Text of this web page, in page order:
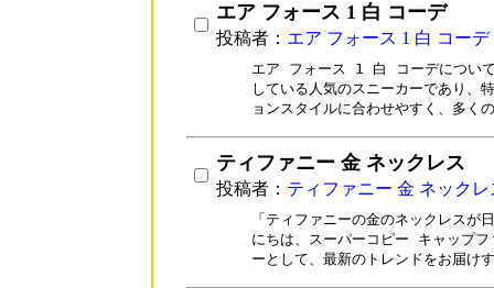
エア フォース 1 白 コーデ
投稿者： エア フォース 1 白 コーデ
エア フォース 1 白 コーデについ
している人気のスニーカーであり、
ョンスタイルに合わせやすく、多く
ティファニー 金 ネックレス
投稿者： ティファニー 金 ネックレ
「ティファニーの金のネックレスが
にちは、スーパーコピー キャップ
ーとして、最新のトレンドをお届け